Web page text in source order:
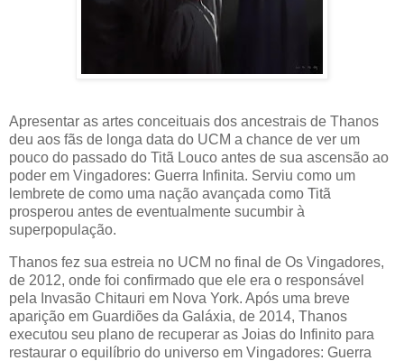
Apresentar as artes conceituais dos ancestrais de Thanos
deu aos fãs de longa data do UCM a chance de ver um
pouco do passado do Titã Louco antes de sua ascensão ao
poder em Vingadores: Guerra Infinita. Serviu como um
lembrete de como uma nação avançada como Titã
prosperou antes de eventualmente sucumbir à
superpopulação.
Thanos fez sua estreia no UCM no final de Os Vingadores,
de 2012, onde foi confirmado que ele era o responsável
pela Invasão Chitauri em Nova York. Após uma breve
aparição em Guardiões da Galáxia, de 2014, Thanos
executou seu plano de recuperar as Joias do Infinito para
restaurar o equilíbrio do universo em Vingadores: Guerra